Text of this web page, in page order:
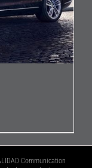
Communication